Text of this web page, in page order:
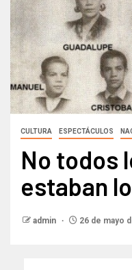
CULTURA ESPECTÁCULOS
No todos
estaban
admin 26 de mayo